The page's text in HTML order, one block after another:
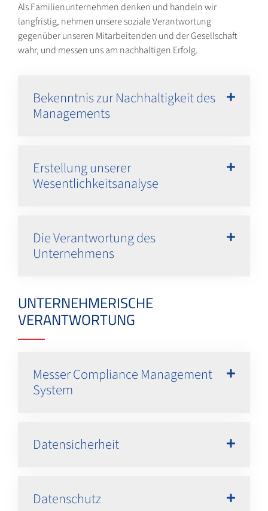
Als Familienunternehmen denken und handeln wir
langfristig, nehmen unsere soziale Verantwortung
gegenüber unseren Mitarbeitenden und der Gesellschaft
wahr, und messen uns am nachhaltigen Erfolg.
Bekenntnis zur Nachhaltigkeit des
Managements
Erstellung unserer
Wesentlichkeitsanalyse
Die Verantwortung des
Unternehmens
UNTERNEHMERISCHE
VERANTWORTUNG
Messer Compliance Management
System
Datensicherheit
Datenschutz